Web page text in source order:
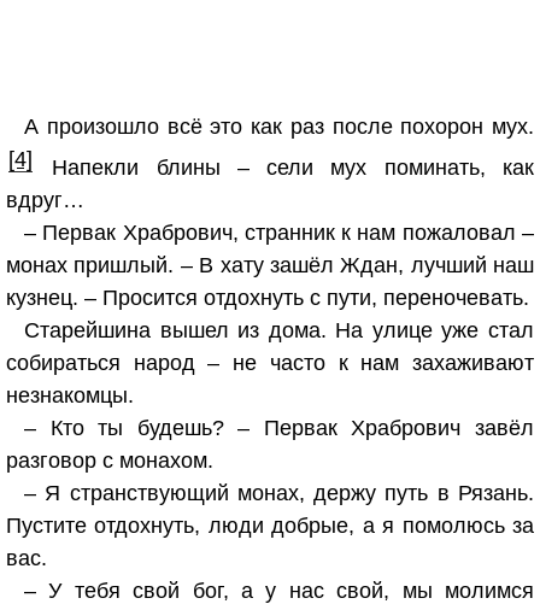
А произошло всё это как раз после похорон мух.
[4]
Напекли блины – сели мух поминать, как
вдруг…
– Первак Храбрович, странник к нам пожаловал –
монах пришлый. – В хату зашёл Ждан, лучший наш
кузнец. – Просится отдохнуть с пути, переночевать.
Старейшина вышел из дома. На улице уже стал
собираться народ – не часто к нам захаживают
незнакомцы.
– Кто ты будешь? – Первак Храбрович завёл
разговор с монахом.
– Я странствующий монах, держу путь в Рязань.
Пустите отдохнуть, люди добрые, а я помолюсь за
вас.
– У тебя свой бог, а у нас свой, мы молимся